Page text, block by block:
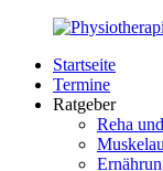
Zurück
Inhalt
PhysioMed-
Fit.de
Gesundheit
Startseite
Termine
Ratgeber
Reha